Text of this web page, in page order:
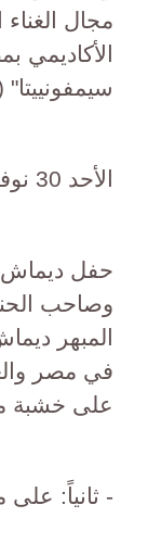
مجال الغناء
الأكاديمي
سيمفونييتا"
الأحد 30 نوفمبر2025
حفل ديماش
وصاحب
المبهر
في مصر
على خشبة
- ثانياً: على